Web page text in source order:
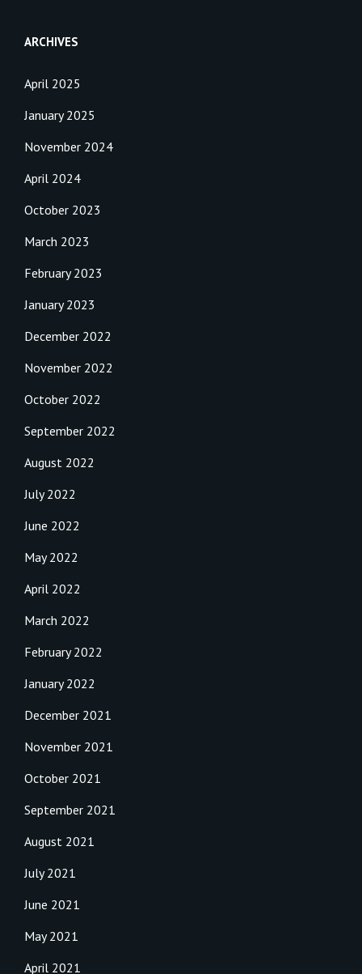
ARCHIVES
April 2025
January 2025
November 2024
April 2024
October 2023
March 2023
February 2023
January 2023
December 2022
November 2022
October 2022
September 2022
August 2022
July 2022
June 2022
May 2022
April 2022
March 2022
February 2022
January 2022
December 2021
November 2021
October 2021
September 2021
August 2021
July 2021
June 2021
May 2021
April 2021